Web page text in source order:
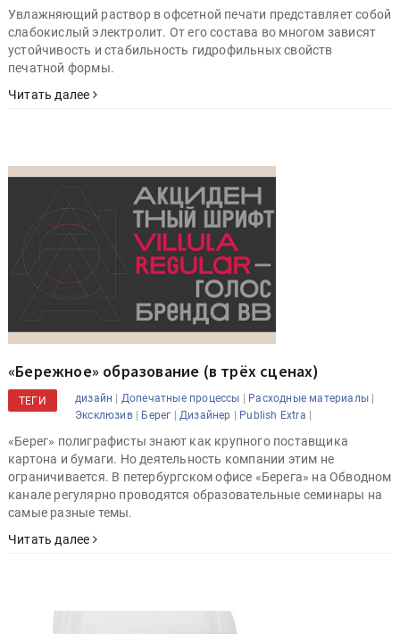
Увлажняющий раствор в офсетной печати представляет собой
слабокислый электролит. От его состава во многом зависят
устойчивость и стабильность гидрофильных свойств
печатной формы.
Читать далее
«Бережное» образование (в трёх сценах)
ТЕГИ дизайн | Допечатные процессы | Расходные материалы |
Эксклюзив| Берег |Дизайнер | Publish Extra |
«Берег» полиграфисты знают как крупного поставщика
картона и бумаги. Но деятельность компании этим не
ограничивается. В петербургском офисе «Берега» на Обводном
канале регулярно проводятся образовательные семинары на
самые разные темы.
Читать далее